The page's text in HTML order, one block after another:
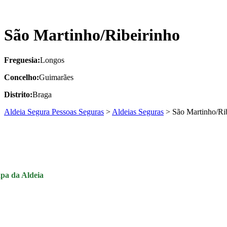
São Martinho/Ribeirinho
Freguesia:Longos
Concelho:Guimarães
Distrito:Braga
Aldeia Segura Pessoas Seguras > Aldeias Seguras > São Martinho/
da Aldeia